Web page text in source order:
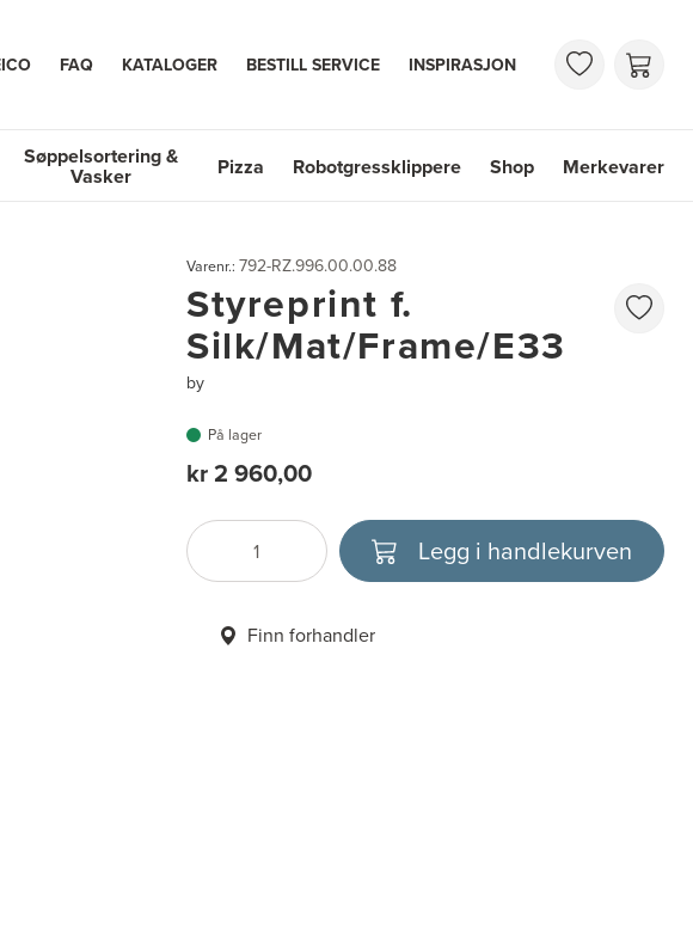
FAQ KATALOGER BESTILL SERVICE INSPIRASJON
Søppelsortering &
Vasker Pizza Robotgressklippere Shop Merkevarer
Varenr.: 792-RZ.996.00.00.88
Styreprint f.
Silk/Mat/Frame/E33
by
På lager
kr 2 960,00
Antall
Velg enhet Legg i handlekurven
Finn forhandler